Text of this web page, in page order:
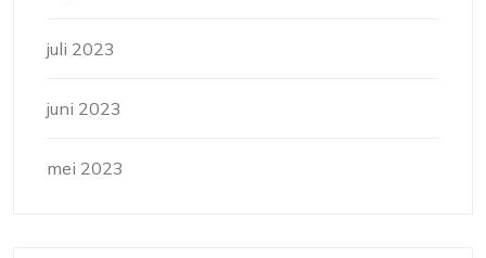
juli 2023
juni 2023
mei 2023